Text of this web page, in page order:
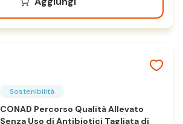
Sostenibilità
CONAD Percorso Qualità Allevato
Senza Uso di Antibiotici Tagliata di